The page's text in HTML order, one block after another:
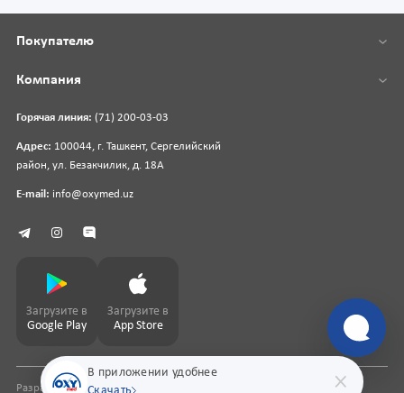
В приложении удобнее
Горячая линия: (71) 200-03-03
Адрес: 100044, г. Ташкент, Сергелийский
район, ул. Безакчилик, д. 18А
E-mail: info@oxymed.uz
Покупателю
Компания
Загрузите в
Google Play
Загрузите в
App Store
Разработка сайтаpharmit.uz